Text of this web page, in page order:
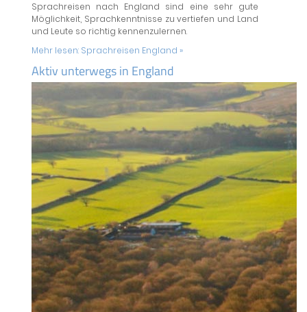
Sprachreisen nach England sind eine sehr gute
Möglichkeit, Sprachkenntnisse zu vertiefen und Land
und Leute so richtig kennenzulernen.
Mehr lesen: Sprachreisen England »
Aktiv unterwegs in England